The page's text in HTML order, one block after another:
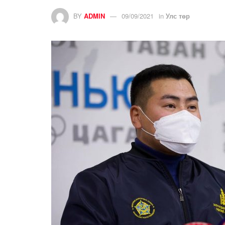
BY ADMIN 09/09/2021 in Улс төр